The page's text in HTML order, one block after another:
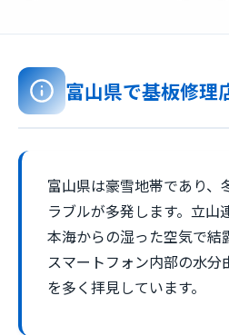
富山県で基板修理
富山県は豪雪地帯であり、
ラブルが多発します。立山
本海からの湿った空気で結
スマートフォン内部の水分
を多く拝見しています。